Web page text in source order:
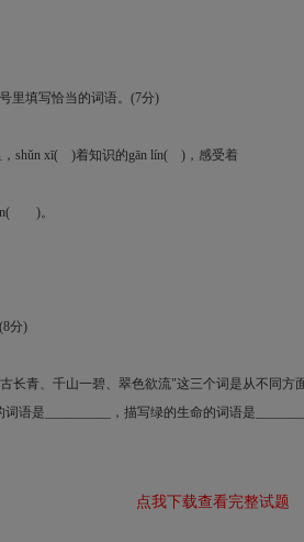
里填写恰当的词语。 (7分)
shǔn xī( )着知识的gān lín( ) ，感受着
)。
(8分)
长青、千山一碧、翠色欲流"这三个词是从不同方
词语是 ，描写绿的生命的词语是
点我下载查看完整试题